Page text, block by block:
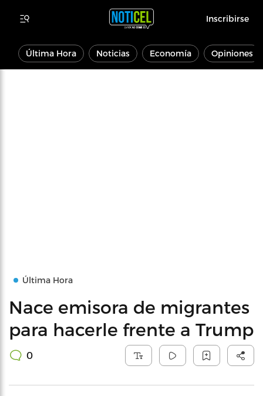
Inscribirse
Última Hora Noticias Economía Opiniones
Última Hora
Nace emisora de migrantes
para hacerle frente a Trump
0